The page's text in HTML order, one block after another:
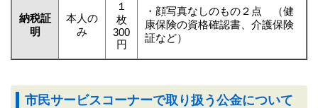
・顔写真なしのもの２点 （健
康保険の資格確認書、介護保険
証など）
納税証
明
本人の
み
１
枚
300
円
市民サービスコーナーで取り扱う公金について